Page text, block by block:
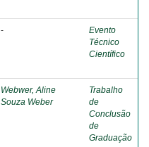
-
Evento
Técnico
Científico
Webwer, Aline
Souza Weber
Trabalho
de
Conclusão
de
Graduação